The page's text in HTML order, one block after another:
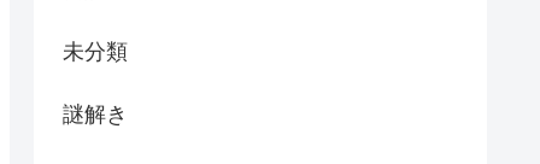
未分類
謎解き